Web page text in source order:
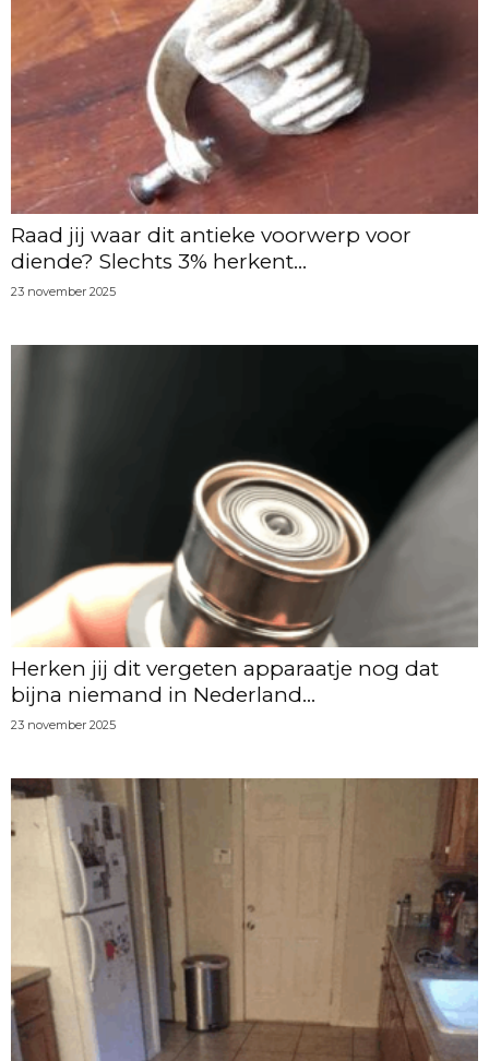
Raad jij waar dit antieke voorwerp voor
diende? Slechts 3% herkent...
23 november 2025
Herken jij dit vergeten apparaatje nog dat
bijna niemand in Nederland...
23 november 2025